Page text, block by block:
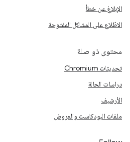
الإبلاغ عن خطأ
الاطّلاع على المشاكل المفتوحة
محتوى ذو صلة
تحديثات Chromium
دراسات الحالة
الأرشيف
ملفات البودكاست والعروض